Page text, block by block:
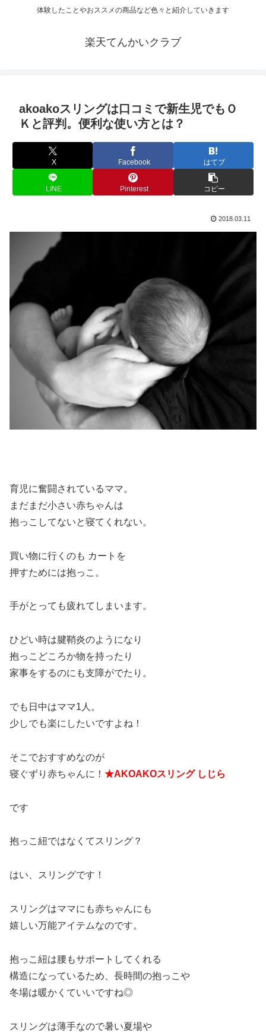
体験したことやおススメの商品など色々と紹介していきます
楽天てんかいクラブ
akoakoスリングは口コミで新生児でもＯ
Ｋと評判。便利な使い方とは？
X Facebook はてブ
LINE Pinterest コピー
2018.03.11
育児に奮闘されているママ。
まだまだ小さい赤ちゃんは
抱っこしてないと寝てくれない。
買い物に行くのも カートを
押すためには抱っこ。
手がとっても疲れてしまいます。
ひどい時は腱鞘炎のようになり
抱っこどころか物を持ったり
家事をするのにも支障がでたり。
でも日中はママ1人。
少しでも楽にしたいですよね！
そこでおすすめなのが
寝ぐずり赤ちゃんに！ ★AKOAKOスリング しじら
です
抱っこ紐ではなくてスリング？
はい、スリングです！
スリングはママにも赤ちゃんにも
嬉しい万能アイテムなのです。
抱っこ紐は腰もサポートしてくれる
構造になっているため、長時間の抱っこや
冬場は暖かくていいですね◎
スリングは薄手なので暑い夏場や